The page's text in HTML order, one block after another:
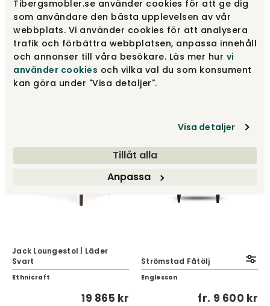
Tibergsmobler.se använder cookies för att ge dig
som användare den bästa upplevelsen av vår
webbplats. Vi använder cookies för att analysera
trafik och förbättra webbplatsen, anpassa innehåll
och annonser till våra besökare. Läs mer hur vi
använder cookies och vilka val du som konsument
kan göra under "Visa detaljer".
Visa detaljer
Tillåt alla
Anpassa
Dubna Loungestol | RPES
Frosted Almond Bouclé
Dan-Form
9 495 kr
Antibes Fåtölj
Englesson
Jack Loungestol | Läder
Svart
Ethnicraft
19 865 kr
Strömstad Fåtölj
Englesson
fr. 9 600 kr